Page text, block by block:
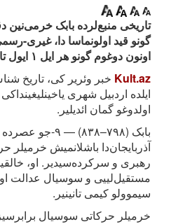
تاریخی منبع‌لرده بابک خرمی‌نین
گونو قید اولونماسا دا، غیری-
اونون دوغوم گونو هر ایل ۱ ایول تاریخین‌ده قید اولونور.
Kult.az
ایلده اردبیل شهری یاخینلیغینداکی
اولدوغو گمان ائدیلیر.
بابک (۷۹۸–۸۳۸)
آذربایجان‌دا باشلانمیش خرمیلر
رهبری و سرکرده‌سیدیر. او،
مستقیل‌لییی و سوسیال عدالت
سیموولو کیمی تانینیر.
خرمیلر حرکاتی سوسیال